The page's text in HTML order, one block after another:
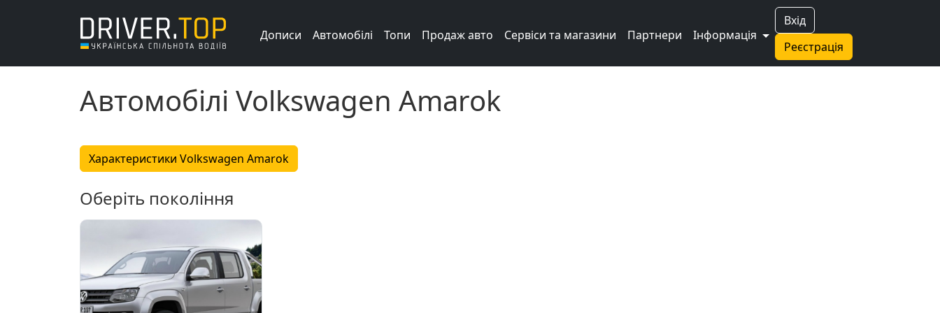
Вхід
Реєстрація
Дописи Автомобілі Топи Продаж авто Сервіси та магазини Партнери Інформація
Автомобілі Volkswagen Amarok
Характеристики Volkswagen Amarok
Оберіть покоління